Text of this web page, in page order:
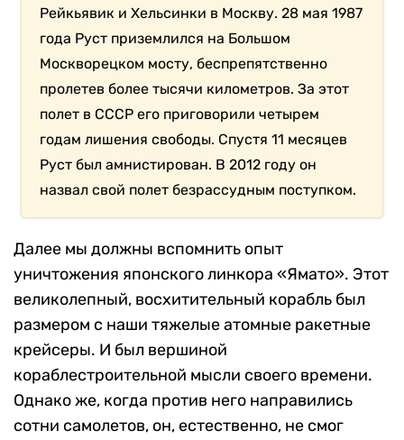
Рейкьявик и Хельсинки в Москву. 28 мая 1987
года Руст приземлился на Большом
Москворецком мосту, беспрепятственно
пролетев более тысячи километров. За этот
полет в СССР его приговорили четырем
годам лишения свободы. Спустя 11 месяцев
Руст был амнистирован. В 2012 году он
назвал свой полет безрассудным поступком.
Далее мы должны вспомнить опыт
уничтожения японского линкора «Ямато». Этот
великолепный, восхитительный корабль был
размером с наши тяжелые атомные ракетные
крейсеры. И был вершиной
кораблестроительной мысли своего времени.
Однако же, когда против него направились
сотни самолетов, он, естественно, не смог